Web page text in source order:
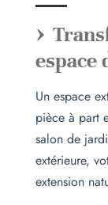
espace
Un espace
pièce à part
salon de
extérieure,
extension